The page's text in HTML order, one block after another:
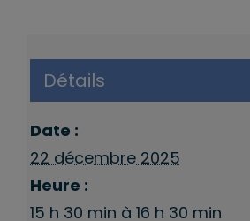
Détails
Date :
22 décembre 2025
Heure :
15 h 30 min à 16 h 30 min